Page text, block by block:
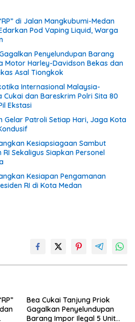
di Jalan Mangkubumi-Medan
Pod Vaping Liquid, Warga
Penyelundupan Barang
Motor Harley-Davidson Bekas dan
Asal Tiongkok
Internasional Malaysia-
Cukai dan Bareskrim Polri Sita 80
Ekstasi
Gelar Patroli Setiap Hari, Jaga Kota
Kesiapsiagaan Sambut
Sekaligus Siapkan Personel
Kesiapan Pengamanan
RI di Kota Medan
Bea Cukai Tanjung Priok
Gagalkan Penyelundupan
Barang Impor Ilegal 5 Unit